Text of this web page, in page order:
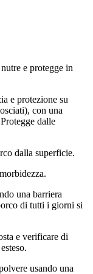
e protegge in
e protezione su
con una
dalle
dalla superficie.
una barriera
di tutti i giorni si
e verificare di
usando una